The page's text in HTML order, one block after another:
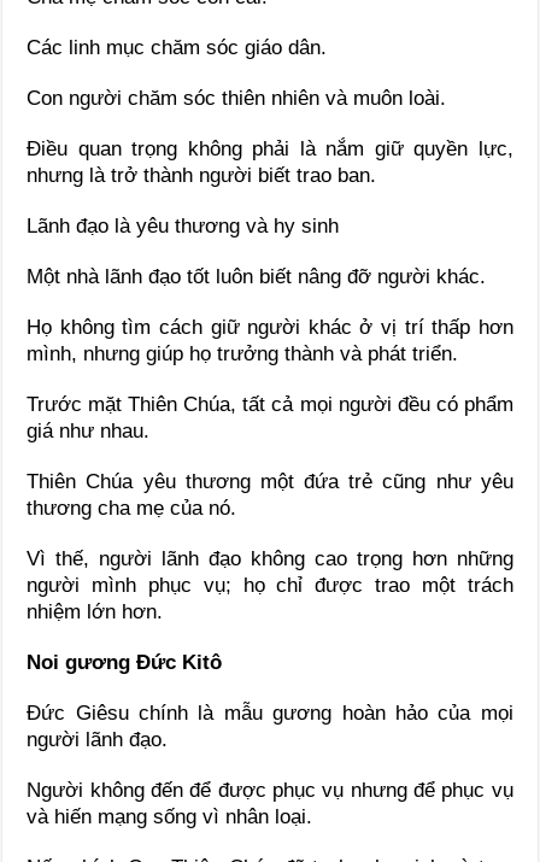
Các linh mục chăm sóc giáo dân.
Con người chăm sóc thiên nhiên và muôn loài.
Điều quan trọng không phải là nắm giữ quyền lực,
nhưng là trở thành người biết trao ban.
Lãnh đạo là yêu thương và hy sinh
Một nhà lãnh đạo tốt luôn biết nâng đỡ người khác.
Họ không tìm cách giữ người khác ở vị trí thấp hơn
mình, nhưng giúp họ trưởng thành và phát triển.
Trước mặt Thiên Chúa, tất cả mọi người đều có phẩm
giá như nhau.
Thiên Chúa yêu thương một đứa trẻ cũng như yêu
thương cha mẹ của nó.
Vì thế, người lãnh đạo không cao trọng hơn những
người mình phục vụ; họ chỉ được trao một trách
nhiệm lớn hơn.
Noi gương Đức Kitô
Đức Giêsu chính là mẫu gương hoàn hảo của mọi
người lãnh đạo.
Người không đến để được phục vụ nhưng để phục vụ
và hiến mạng sống vì nhân loại.